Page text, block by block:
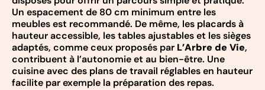
Un espacement de 80 cm minimum entre les
meubles est recommandé. De même, les placards à
hauteur accessible, les tables ajustables et les sièges
adaptés, comme ceux proposés par L’Arbre de Vie,
contribuent à l’autonomie et au bien-être. Une
cuisine avec des plans de travail réglables en hauteur
facilite par exemple la préparation des repas.